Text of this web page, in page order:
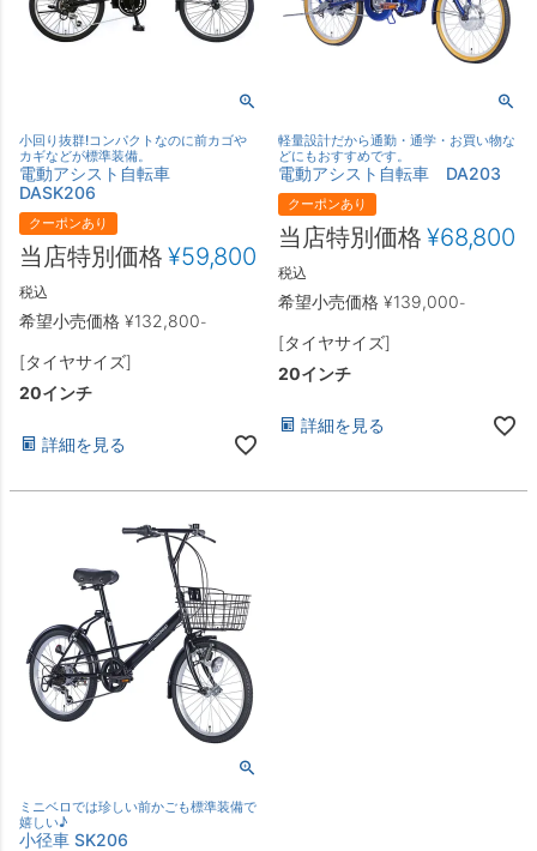
小回り抜群!コンパクトなのに前カゴや
カギなどが標準装備。
電動アシスト自転車
DASK206
クーポンあり
希望小売価格 ¥132,800-
当店特別価格 ¥59,800
税込
[タイヤサイズ]
20インチ
詳細を見る
軽量設計だから通勤・通学・お買い物な
どにもおすすめです。
電動アシスト自転車 DA203
クーポンあり
希望小売価格 ¥139,000-
当店特別価格 ¥68,800
税込
[タイヤサイズ]
20インチ
詳細を見る
ミニベロでは珍しい前かごも標準装備で
嬉しい♪
小径車 SK206